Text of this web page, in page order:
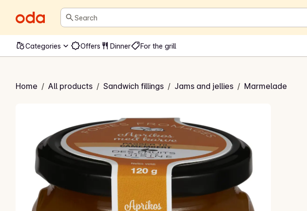
Search
Categories Offers Dinner For the grill
Home / All products / Sandwich fillings / Jams and jellies / Marmelade
til Camembert